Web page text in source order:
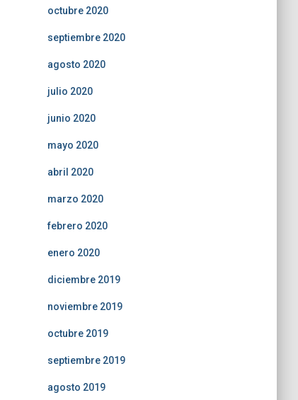
octubre 2020
septiembre 2020
agosto 2020
julio 2020
junio 2020
mayo 2020
abril 2020
marzo 2020
febrero 2020
enero 2020
diciembre 2019
noviembre 2019
octubre 2019
septiembre 2019
agosto 2019